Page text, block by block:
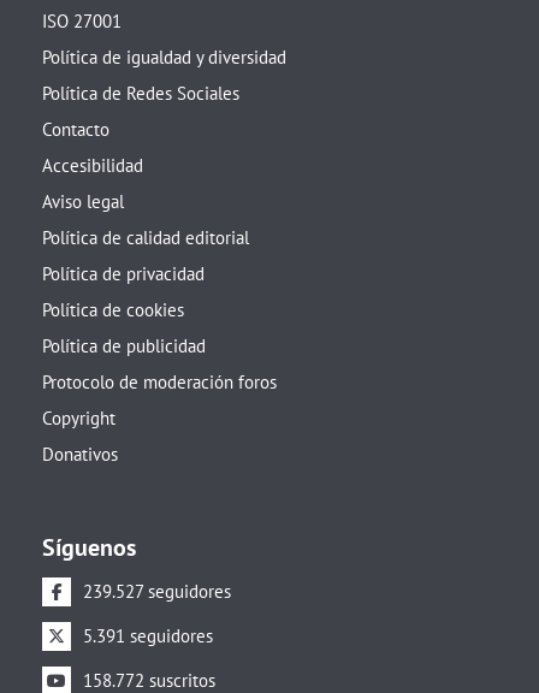
ISO 27001
Política de igualdad y diversidad
Política de Redes Sociales
Contacto
Accesibilidad
Aviso legal
Política de calidad editorial
Política de privacidad
Política de cookies
Política de publicidad
Protocolo de moderación foros
Copyright
Donativos
Síguenos
239.527 seguidores
5.391 seguidores
158.772 suscritos